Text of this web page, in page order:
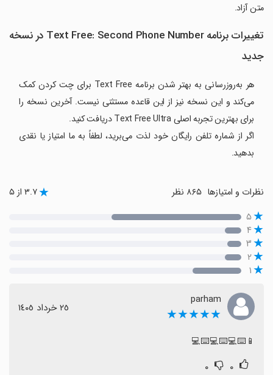
متن آزاد.
تغییرات برنامه Text Free: Second Phone Number در نسخه
جدید
هر به‌روزرسانی به بهتر شدن برنامه Text Free برای چت کردن کمک
می‌کند و این نسخه نیز از این قاعده مستثنی نیست. آخرین نسخه را
برای بهترین تجربه اصلی Text Free Ultra دریافت کنید.
اگر از شماره تلفن رایگان خود لذت می‌برید، لطفاً به ما امتیاز یا نقدی
بدهید.
نظرات و امتیازها ۳.۷ از ۵
۵
۴
۳
۲
۱
parham
★★★★★ ٢٥ خرداد ١٤٠٥
📱⌨️💻⌨️💻⌨️💻
۰ ۰